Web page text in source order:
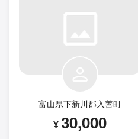
富山県下新川郡入善町
¥30,000